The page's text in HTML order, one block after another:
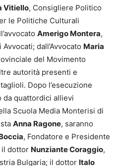
Vitiello, Consigliere Politico
le Politiche Culturali
Amerigo Montera,
dall’Avvocato Maria
del Movimento
autorità presenti e
Dopo l’esecuzione
da quattordici allievi
Scuola Media Monterisi di
Anna Ragone, saranno
, Fondatore e Presidente
il dottor Nunziante Coraggio,
Bulgaria; il dottor Italo